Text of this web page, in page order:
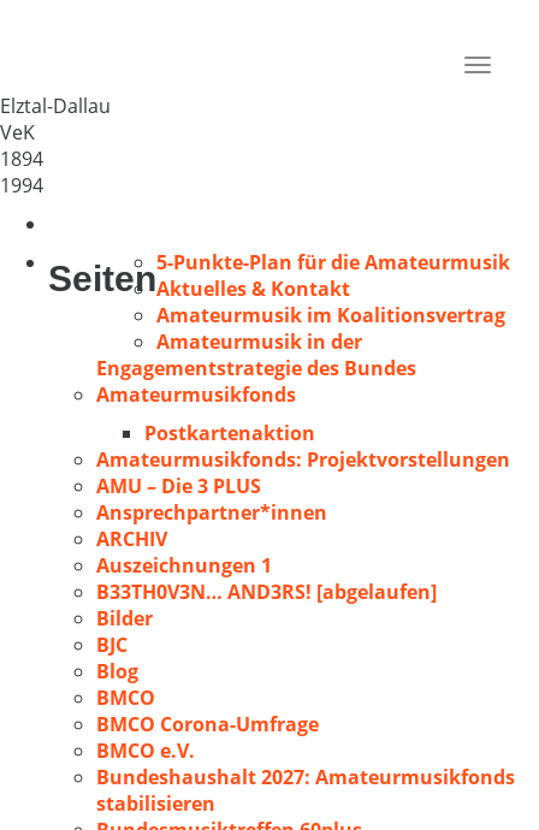
Toggle
Elztal-Dallau
VeK
1894
1994
Seiten5-Punkte-Plan für die Amateurmusik
Aktuelles & Kontakt
Amateurmusik im Koalitionsvertrag
Amateurmusik in der
Engagementstrategie des Bundes
Amateurmusikfonds
Postkartenaktion
Amateurmusikfonds: Projektvorstellungen
AMU – Die 3 PLUS
Ansprechpartner*innen
ARCHIV
Auszeichnungen 1
B33TH0V3N… AND3RS! [abgelaufen]
Bilder
BJC
Blog
BMCO
BMCO Corona-Umfrage
BMCO e.V.
Bundeshaushalt 2027: Amateurmusikfonds
stabilisieren